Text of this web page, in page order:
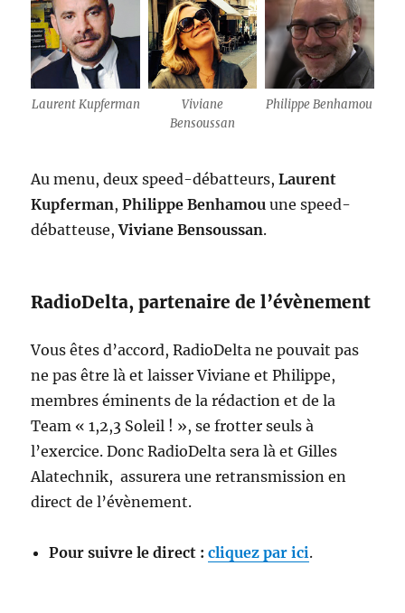
Laurent Kupferman
Viviane
Bensoussan
Philippe Benhamou
Au menu, deux speed-débatteurs,Laurent
Kupferman,Philippe Benhamou une speed-
débatteuse,Viviane Bensoussan.
RadioDelta, partenaire de l’évènement
Vous êtes d’accord, RadioDelta ne pouvait pas
ne pas être là et laisser Viviane et Philippe,
membres éminents de la rédaction et de la
Team « 1,2,3 Soleil ! », se frotter seuls à
l’exercice. Donc RadioDelta sera là et Gilles
Alatechnik, assurera une retransmission en
direct de l’évènement.
Pour suivre le direct :cliquez par ici.